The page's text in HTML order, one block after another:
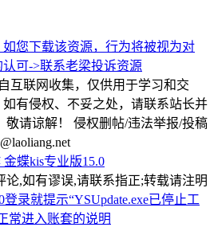
您下载该资源，行为将被视为对
认可->联系老梁投诉资源
互联网收集，仅供用于学习和交
有侵权、不妥之处，请联系站长并
敬请谅解！ 侵权删帖/违法举报/投稿
金蝶kis专业版15.0
论,如有谬误,请联系指正;转载请注明
录就提示“YSUpdate.exe已停止工
常进入账套的说明